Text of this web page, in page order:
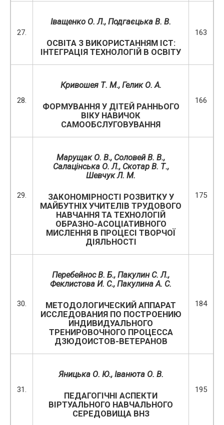
27.
Іващенко О. Л., Подгаєцька В. В.
ОСВІТА З ВИКОРИСТАННЯМ ICT:
ІНТЕГРАЦІЯ ТЕХНОЛОГІЙ В ОСВІТУ
163
28.
Кривошея Т. М., Гелик О. А.
ФОРМУВАННЯ У ДІТЕЙ РАННЬОГО
ВІКУ НАВИЧОК
САМООБСЛУГОВУВАННЯ
166
29.
Марущак О. В., Соловей В. В.,
Салацінська О. Л., Скотар В. Т.,
Шевчук Л. М.
ЗАКОНОМІРНОСТІ РОЗВИТКУ У
МАЙБУТНІХ УЧИТЕЛІВ ТРУДОВОГО
НАВЧАННЯ ТА ТЕХНОЛОГІЙ
ОБРАЗНО-АСОЦІАТИВНОГО
МИСЛЕННЯ В ПРОЦЕСІ ТВОРЧОЇ
ДІЯЛЬНОСТІ
175
30.
Перебейнос В. Б., Пакулин С. Л.,
Феклистова И. С., Пакулина А. С.
МЕТОДОЛОГИЧЕСКИЙ АППАРАТ
ИССЛЕДОВАНИЯ ПО ПОСТРОЕНИЮ
ИНДИВИДУАЛЬНОГО
ТРЕНИРОВОЧНОГО ПРОЦЕССА
ДЗЮДОИСТОВ-ВЕТЕРАНОВ
184
31.
Яницька О. Ю., Іванюта О. В.
ПЕДАГОГІЧНІ АСПЕКТИ
ВІРТУАЛЬНОГО НАВЧАЛЬНОГО
СЕРЕДОВИЩА ВНЗ
195